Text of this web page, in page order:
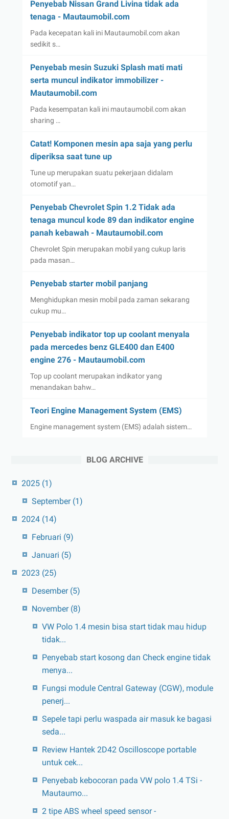
Penyebab Nissan Grand Livina tidak ada
tenaga - Mautaumobil.com
Pada kecepatan kali ini Mautaumobil.com akan
sedikit s…
Penyebab mesin Suzuki Splash mati mati
serta muncul indikator immobilizer -
Mautaumobil.com
Pada kesempatan kali ini mautaumobil.com akan
sharing …
Catat! Komponen mesin apa saja yang perlu
diperiksa saat tune up
Tune up merupakan suatu pekerjaan didalam
otomotif yan…
Penyebab Chevrolet Spin 1.2 Tidak ada
tenaga muncul kode 89 dan indikator engine
panah kebawah - Mautaumobil.com
Chevrolet Spin merupakan mobil yang cukup laris
pada masan…
Penyebab starter mobil panjang
Menghidupkan mesin mobil pada zaman sekarang
cukup mu…
Penyebab indikator top up coolant menyala
pada mercedes benz GLE400 dan E400
engine 276 - Mautaumobil.com
Top up coolant merupakan indikator yang
menandakan bahw…
Teori Engine Management System (EMS)
Engine management system (EMS) adalah sistem…
BLOG ARCHIVE
2025 (1)
September (1)
2024 (14)
Februari (9)
Januari (5)
2023 (25)
Desember (5)
November (8)
VW Polo 1.4 mesin bisa start tidak mau hidup
tidak...
Penyebab start kosong dan Check engine tidak
menya...
Fungsi module Central Gateway (CGW), module
penerj...
Sepele tapi perlu waspada air masuk ke bagasi
seda...
Review Hantek 2D42 Oscilloscope portable
untuk cek...
Penyebab kebocoran pada VW polo 1.4 TSi -
Mautaumo...
2 tipe ABS wheel speed sensor -